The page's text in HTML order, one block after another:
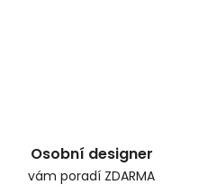
Osobní designer
vám poradí ZDARMA